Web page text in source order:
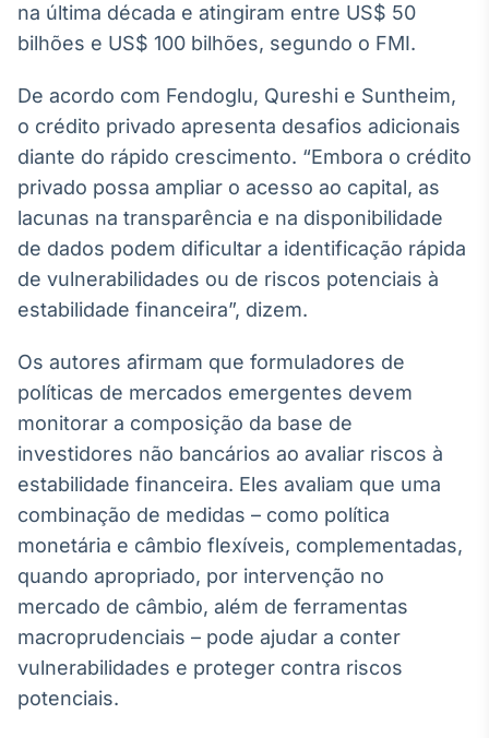
na última década e atingiram entre US$ 50
bilhões e US$ 100 bilhões, segundo o FMI.
De acordo com Fendoglu, Qureshi e Suntheim,
o crédito privado apresenta desafios adicionais
diante do rápido crescimento. “Embora o crédito
privado possa ampliar o acesso ao capital, as
lacunas na transparência e na disponibilidade
de dados podem dificultar a identificação rápida
de vulnerabilidades ou de riscos potenciais à
estabilidade financeira”, dizem.
Os autores afirmam que formuladores de
políticas de mercados emergentes devem
monitorar a composição da base de
investidores não bancários ao avaliar riscos à
estabilidade financeira. Eles avaliam que uma
combinação de medidas – como política
monetária e câmbio flexíveis, complementadas,
quando apropriado, por intervenção no
mercado de câmbio, além de ferramentas
macroprudenciais – pode ajudar a conter
vulnerabilidades e proteger contra riscos
potenciais.